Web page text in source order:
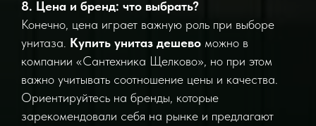
8. Цена и бренд: что выбрать?
Конечно, цена играет важную роль при выборе
унитаза. Купить унитаз дешево можно в
компании «Сантехника Щелково», но при этом
важно учитывать соотношение цены и качества.
Ориентируйтесь на бренды, которые
зарекомендовали себя на рынке и предлагают